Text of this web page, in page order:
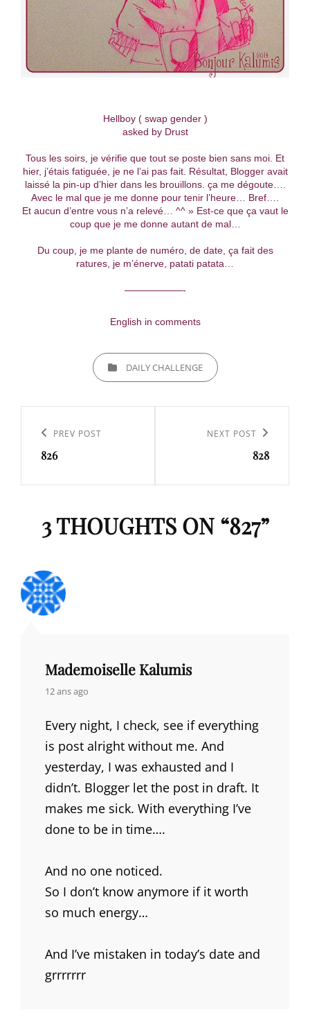
Hellboy ( swap gender )
asked by Drust
Tous les soirs, je vérifie que tout se poste bien sans moi. Et
hier, j’étais fatiguée, je ne l’ai pas fait. Résultat, Blogger avait
laissé la pin-up d’hier dans les brouillons. ça me dégoute….
Avec le mal que je me donne pour tenir l’heure… Bref….
Et aucun d’entre vous n’a relevé… ^^ » Est-ce que ça vaut le
coup que je me donne autant de mal…
Du coup, je me plante de numéro, de date, ça fait des
ratures, je m’énerve, patati patata…
——————-
English in comments
CATEGORIESDAILY CHALLENGE
l’article
Previous
Post
PREV POST
826
NEXT POST
828
3 THOUGHTS ON “827”
Mademoiselle Kalumis
says:
12 ans ago
Every night, I check, see if everything
is post alright without me. And
yesterday, I was exhausted and I
didn’t. Blogger let the post in draft. It
makes me sick. With everything I’ve
done to be in time….
And no one noticed.
So I don’t know anymore if it worth
so much energy…
And I’ve mistaken in today’s date and
grrrrrrr